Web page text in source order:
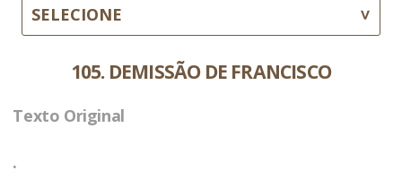
SELECIONE
105. DEMISSÃO DE FRANCISCO
Texto Original
.